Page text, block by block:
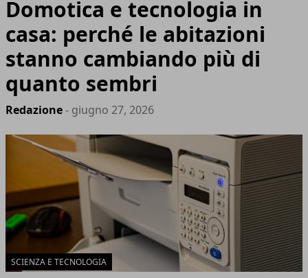
Domotica e tecnologia in
casa: perché le abitazioni
stanno cambiando più di
quanto sembri
Redazione- giugno 27, 2026
SCIENZA E TECNOLOGIA